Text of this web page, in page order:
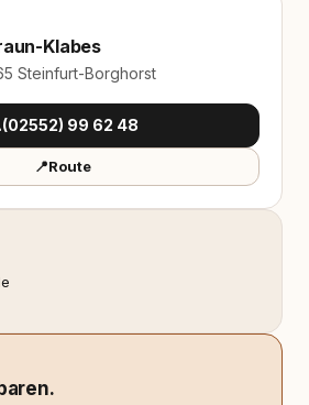
Klabes
Steinfurt-Borghorst
(02552) 99 62 48
📍Route